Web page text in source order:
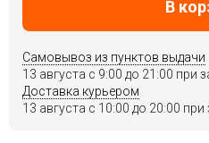
В
Самовывоз из пунктов выдачи
13 августа c 9:00 до 21:00 при
Доставка курьером
13 августа c 10:00 до 20:00 при